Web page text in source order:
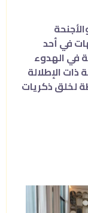
في أحد
الهدوء
الإطلالة
ذكريات